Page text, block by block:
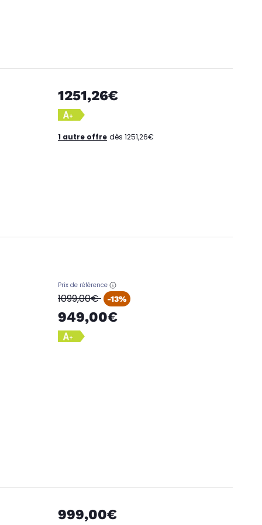
1251,26€
1 autre offre dès 1251,26€
Prix de référence
oldPrice
1099,00€ -13%
949,00€
999,00€